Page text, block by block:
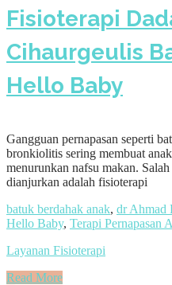
Fisioterapi
Cihaurgeulis
Hello Baby
Gangguan pernapasan seperti
bronkiolitis sering membuat
menurunkan nafsu makan.
dianjurkan adalah fisioterapi
batuk berdahak anak, dr Ahmad
Hello Baby, Terapi Pernapasan
Layanan Fisioterapi
Read More